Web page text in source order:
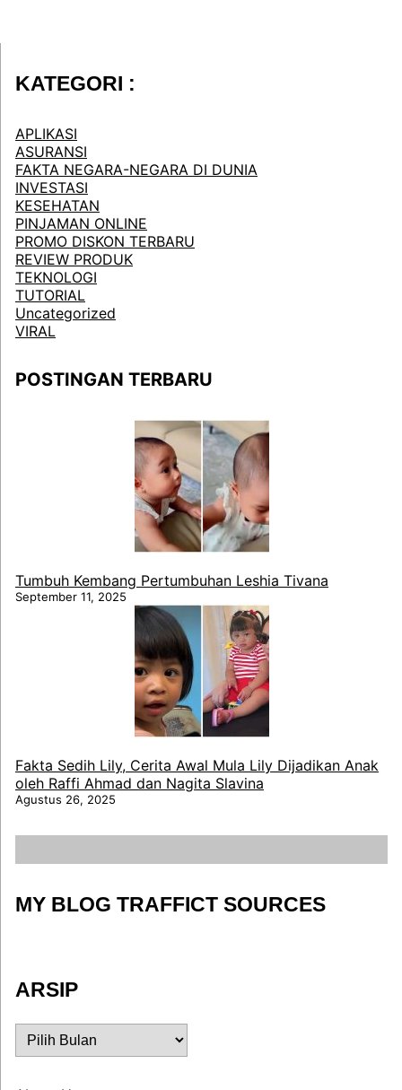
KATEGORI :
APLIKASI
ASURANSI
FAKTA NEGARA-NEGARA DI DUNIA
INVESTASI
KESEHATAN
PINJAMAN ONLINE
PROMO DISKON TERBARU
REVIEW PRODUK
TEKNOLOGI
TUTORIAL
Uncategorized
VIRAL
POSTINGAN TERBARU
Tumbuh Kembang Pertumbuhan Leshia Tivana
September 11, 2025
Fakta Sedih Lily, Cerita Awal Mula Lily Dijadikan Anak
oleh Raffi Ahmad dan Nagita Slavina
Agustus 26, 2025
MY BLOG TRAFFICT SOURCES
ARSIP
ARSIP